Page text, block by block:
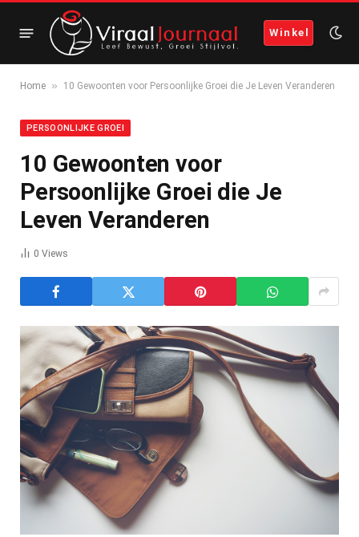
Winkel
Home » 10 Gewoonten voor Persoonlijke Groei die Je Leven Veranderen
PERSOONLIJKE GROEI
10 Gewoonten voor
Persoonlijke Groei die Je
Leven Veranderen
0 Views